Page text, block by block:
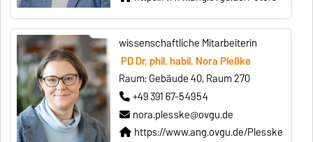
wissenschaftliche Mitarbeiterin
PD Dr. phil. habil. Nora Pleßke
Raum: Gebäude 40, Raum 270
+49 391 67-54954
nora.plesske@ovgu.de
https://www.ang.ovgu.de/Plesske